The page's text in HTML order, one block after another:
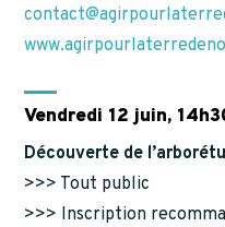
Vendredi 12 juin,
Découverte de
>>> Tout public
>>> Inscription